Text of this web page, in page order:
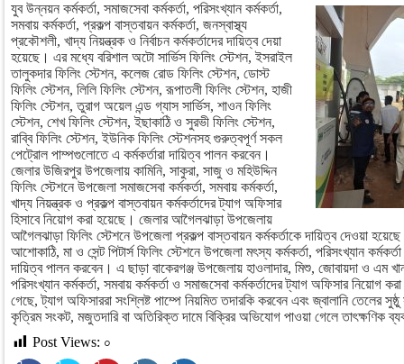
যুব উন্নয়ন কর্মকর্তা, সমাজসেবা কর্মকর্তা, পরিসংখ্যান কর্মকর্তা,
সমবায় কর্মকর্তা, প্রকল্প বাস্তবায়ন কর্মকর্তা, জনস্বাস্থ্য
প্রকৌশলী, খাদ্য নিয়ন্ত্রক ও নির্বাচন কর্মকর্তাদের দায়িত্ব দেয়া
হয়েছে। এর মধ্যে বরিশাল অটো সার্ভিস ফিলিং স্টেশন, ইসরাইল
তালুকদার ফিলিং স্টেশন, কলেজ রোড ফিলিং স্টেশন, ডোস্ট
ফিলিং স্টেশন, লিলি ফিলিং স্টেশন, রূপাতলী ফিলিং স্টেশন, হাজী
ফিলিং স্টেশন, তুরাগ অয়েল এন্ড গ্যাস সার্ভিস, শাওন ফিলিং
স্টেশন, শেখ ফিলিং স্টেশন, ইছাকাঠি ও সুরভী ফিলিং স্টেশন,
রাব্বি ফিলিং স্টেশন, ইউনিক ফিলিং স্টেশনসহ গুরুত্বপূর্ণ সকল
পেট্রোল পাম্পগুলোতে এ কর্মকর্তারা দায়িত্ব পালন করবেন।
জেলার উজিরপুর উপজেলায় কামিনি, সাকুরা, সাজু ও মহিউদ্দিন
ফিলিং স্টেশনে উপজেলা সমাজসেবা কর্মকর্তা, সমবায় কর্মকর্তা,
খাদ্য নিয়ন্ত্রক ও প্রকল্প বাস্তবায়ন কর্মকর্তাদের ট্যাগ অফিসার
হিসাবে নিয়োগ করা হয়েছে। জেলার আগৈলঝাড়া উপজেলায়
আগৈলঝাড়া ফিলিং স্টেশনে উপজেলা প্রকল্প বাস্তবায়ন কর্মকর্তাকে দায়িত্ব দেওয়া
আশোকাঠি, মা ও সেন্ট পিটার্স ফিলিং স্টেশনে উপজেলা মৎস্য কর্মকর্তা, পরিসংখ্যান
দায়িত্ব পালন করবেন। এ ছাড়া বাকেরগঞ্জ উপজেলায় হাওলাদার, মিশু, জোবায়দা ও এম
পরিসংখ্যান কর্মকর্তা, সমবায় কর্মকর্তা ও সমাজসেবা কর্মকর্তাদের ট্যাগ অফিসার নিয়োগ
গেছে, ট্যাগ অফিসাররা সংশ্লিষ্ট পাম্পে নিয়মিত তদারকি করবেন এবং জ্বালানি তেলের
কৃত্রিম সংকট, মজুতদারি বা অতিরিক্ত দামে বিক্রির অভিযোগ পাওয়া গেলে তাৎক্ষণিক
Post Views: ০